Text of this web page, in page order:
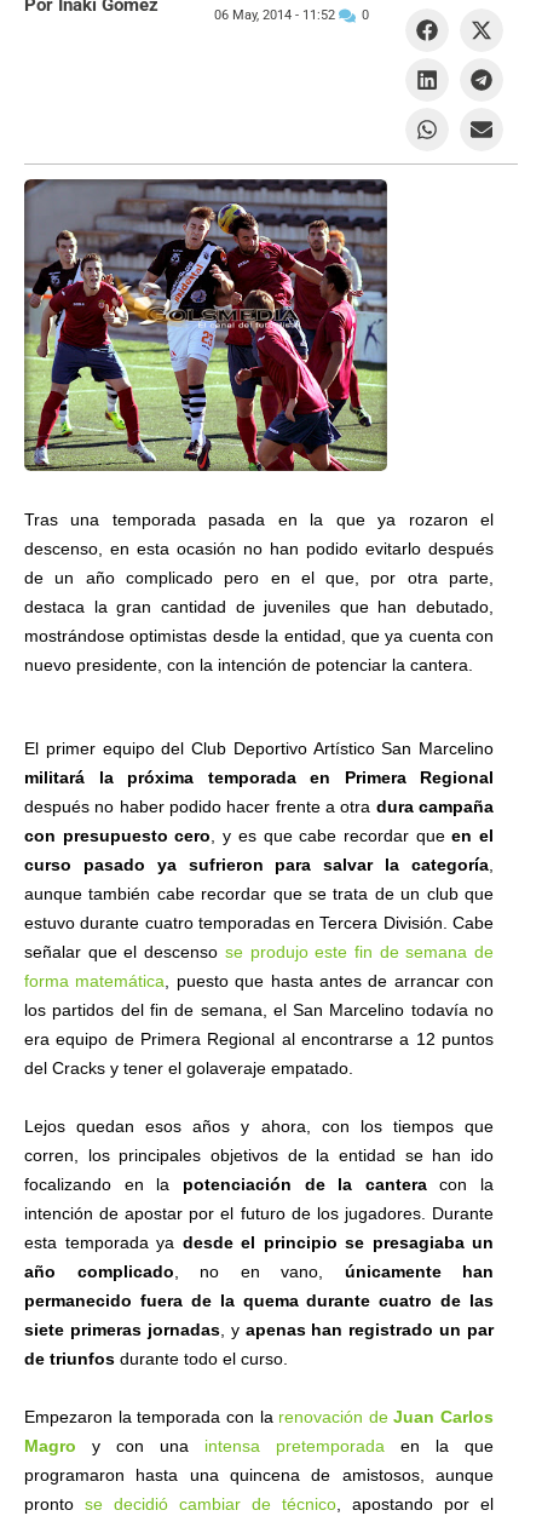
Tras una temporada pasada en la que ya rozaron el
descenso, en esta ocasión no han podido evitarlo después
de un año complicado pero en el que, por otra parte,
destaca la gran cantidad de juveniles que han debutado,
mostrándose optimistas desde la entidad, que ya cuenta con
nuevo presidente, con la intención de potenciar la cantera.
El primer equipo del Club Deportivo Artístico San Marcelino
militará la próxima temporada en Primera Regional
después no haber podido hacer frente a otra dura campaña
con presupuesto cero , y es que cabe recordar queen el
curso pasado ya sufrieron para salvar la categoría
aunque también cabe recordar que se trata de un club que
estuvo durante cuatro temporadas en Tercera División. Cabe
señalar que el descenso se produjo este fin de semana de
forma matemática , puesto que hasta antes de arrancar con
los partidos del fin de semana, el San Marcelino todavía no
era equipo de Primera Regional al encontrarse a 12 puntos
del Cracks y tener el golaveraje empatado.
Lejos quedan esos años y ahora, con los tiempos que
corren, los principales objetivos de la entidad se han ido
focalizando en la potenciación de la canteracon la
intención de apostar por el futuro de los jugadores. Durante
esta temporada ya desde el principio se presagiaba un
año complicado , no en vano, únicamente han
permanecido fuera de la quema durante cuatro de las
siete primeras jornadas, y apenas han registrado un par
de triunfos durante todo el curso.
Empezaron la temporada con la renovación deJuan Carlos
Magro y con una intensa pretemporada en la que
programaron hasta una quincena de amistosos, aunque
pronto se decidió cambiar de técnico , apostando por el
Por Iñaki Gómez 06 May, 2014 - 11:52 0